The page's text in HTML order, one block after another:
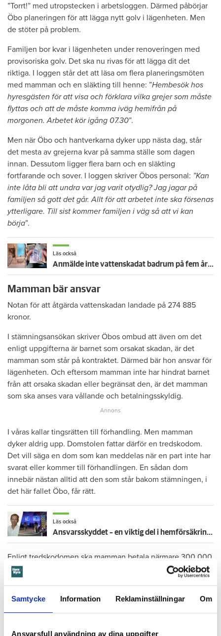
Samtycke Information Reklaminställningar Om
Ansvarsfull användning av dina uppgifter
”Torrt!” med utropstecken i arbetsloggen. Därmed påbörjar
Öbo planeringen för att lägga nytt golv i lägenheten. Men
de stöter på problem.
Familjen bor kvar i lägenheten under renoveringen med
provisoriska golv. Det ska nu rivas för att lägga dit det
riktiga. I loggen står det att läsa om flera planeringsmöten
med mamman och en släkting till henne: ”Hembesök hos
hyresgästen för att visa och förklara vilka grejer som måste
flyttas och att de måste komma iväg hemifrån på
morgonen. Arbetet kör igång 07.30”.
Men när Öbo och hantverkarna dyker upp nästa dag, står
det mesta av grejerna kvar på samma ställe som dagen
innan. Dessutom ligger flera barn och en släkting
fortfarande och sover. I loggen skriver Öbos personal: ”Kan
inte låta bli att undra var jag varit otydlig? Jag jagar på
familjen så gott det går. Allt för att arbetet inte ska försenas
ytterligare. Till sist kommer familjen i väg så att vi kan
börja”.
Läs också
Anmälde inte vattenskadat badrum på fem år – krävs på 125 000 kronor
Mamman bär ansvar
Notan för att åtgärda vattenskadan landade på 274 885
kronor.
I stämningsansökan skriver Öbos ombud att även om det
enligt uppgifterna är barnet som orsakat skadan, är det
mamman som står på kontraktet. Därmed bär hon ansvar för
lägenheten. Och eftersom mamman inte har hindrat barnet
från att orsaka skadan eller begränsat den, är det mamman
som ska anses vara vållande och betalningsskyldig.
I våras kallar tingsrätten till förhandling. Men mamman
dyker aldrig upp. Domstolen fattar därför en tredskodom.
Det vill säga en dom som kan meddelas när en part inte har
svarat eller kommer till förhandlingen. En sådan dom
innebär nästan alltid att den som står bakom stämningen, i
det här fallet Öbo, får rätt.
Läs också
Ansvarsskyddet – en viktig del i hemförsäkringen
Enligt tredskodomen ska mamman betala närmare 300 000
kronor plus ränta för reparationerna av skadan, kostnaden
för inkasso samt Örebrobostäders rättegångskostnader.
Det är fortfarande oklart om mamman har en hemförsäkring.